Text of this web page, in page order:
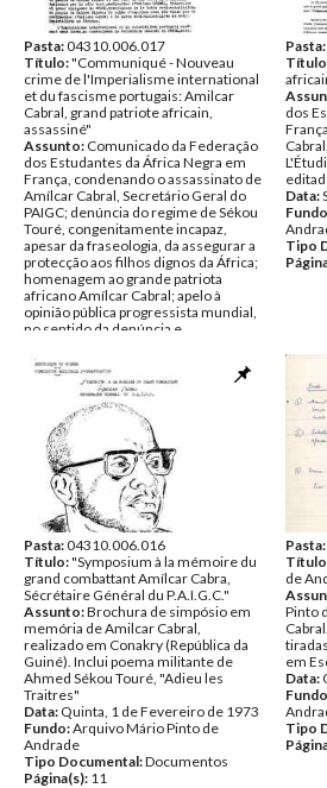
Pasta:04310.006.017
Título:"Communiqué - Nouveau
crime de l'Imperialisme international
et du fascisme portugais: Amilcar
Cabral, grand patriote africain,
assassiné"
Assunto: Comunicado da Federação
dos Estudantes da África Negra em
França, condenando o assassinato de
Amílcar Cabral, Secretário Geral do
PAIGC; denúncia do regime de Sékou
Touré, congenitamente incapaz,
apesar da fraseologia, da assegurar a
protecção aos filhos dignos da África;
homenagem ao grande patriota
africano Amílcar Cabral; apelo à
opinião pública progressista mundial,
no sentido da denúncia e
colonialista português e seus aliados
da OTAN; exigência dos anti-
imperialistas franceses para que
governo neocolonialista francês
cesse apoio aos fascistas de Lisboa na
suja guerra colonial contra os povos
de Angola, Moçambique, Guiné-
Bissau e Cabo Verde; reafirmação de
fé e apoio total à luta do povo da
Guiné-Bissau, sob a direcção do
PAIGC.
Data:Segunda, 22 de Janeiro de 1973
Fundo:Arquivo Mário Pinto de
Andrade
Tipo Documental: Documentos
Página(s):2
Pasta:
dos
Data:
Tipo
Pasta:04310.006.016
Título:"Symposium à la mémoire du
grand combattant Amílcar Cabra,
Sécrétaire Général du P.A.I.G.C."
Assunto:Brochura de simpósio em
memória de Amilcar Cabral,
realizado em Conakry (República da
Guiné). Inclui poema militante de
Ahmed Sékou Touré, "Adieu les
Traitres"
Data: Quinta, 1 de Fevereiro de 1973
Fundo:Arquivo Mário Pinto de
Andrade
Tipo Documental:Documentos
Página(s): 11
Pasta:
de
Pinto
em
Data:
Tipo